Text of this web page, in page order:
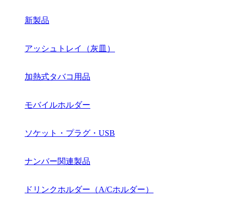
新製品
アッシュトレイ（灰皿）
加熱式タバコ用品
モバイルホルダー
ソケット・プラグ・USB
ナンバー関連製品
ドリンクホルダー（A/Cホルダー）